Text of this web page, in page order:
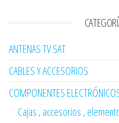
ANTENAS TV SAT
CABLES Y ACCESORIOS
COMPONENTES
Cajas , accesorios ,